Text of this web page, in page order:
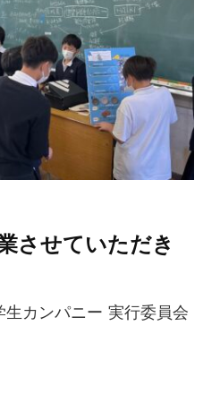
させていただき
カンパニー 実行委員会